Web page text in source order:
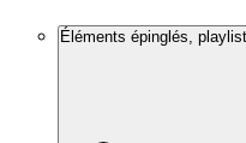
Éléments épinglés,